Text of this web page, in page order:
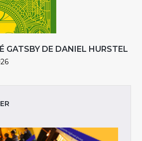
GATSBY DE DANIEL HURSTEL